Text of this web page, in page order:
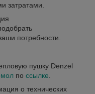
затратами.
потребности.
пушку Denzel
по ссылке.
о технических